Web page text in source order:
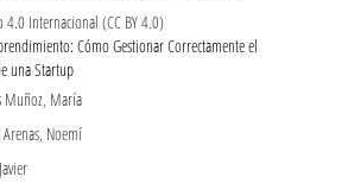
4.0 Internacional (CC BY 4.0)
Cómo Gestionar Correctamente el
una Startup
Muñoz, María
Arenas, Noemí